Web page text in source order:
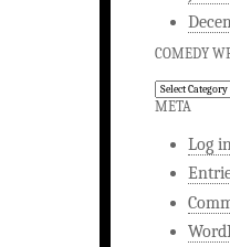
COMEDY
Comedy
Writing
META
Log